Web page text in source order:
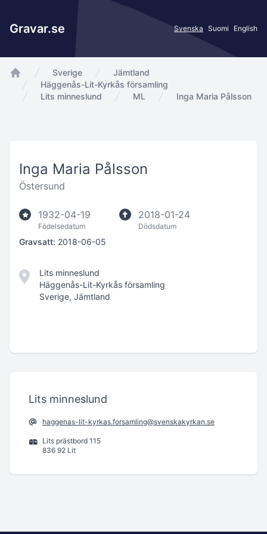
Gravar.se Svenska Suomi English
app.Start
Sverige
Jämtland
Häggenås-Lit-Kyrkås församling
Lits minneslund
ML Inga Maria Pålsson
Inga Maria Pålsson
Östersund
1932-04-19
Födelsedatum
2018-01-24
Dödsdatum
Gravsatt: 2018-06-05
Lits minneslund
Häggenås-Lit-Kyrkås församling
Sverige, Jämtland
Lits minneslund
haggenas-lit-kyrkas.forsamling@svenskakyrkan.se
Lits prästbord 115
836 92 Lit